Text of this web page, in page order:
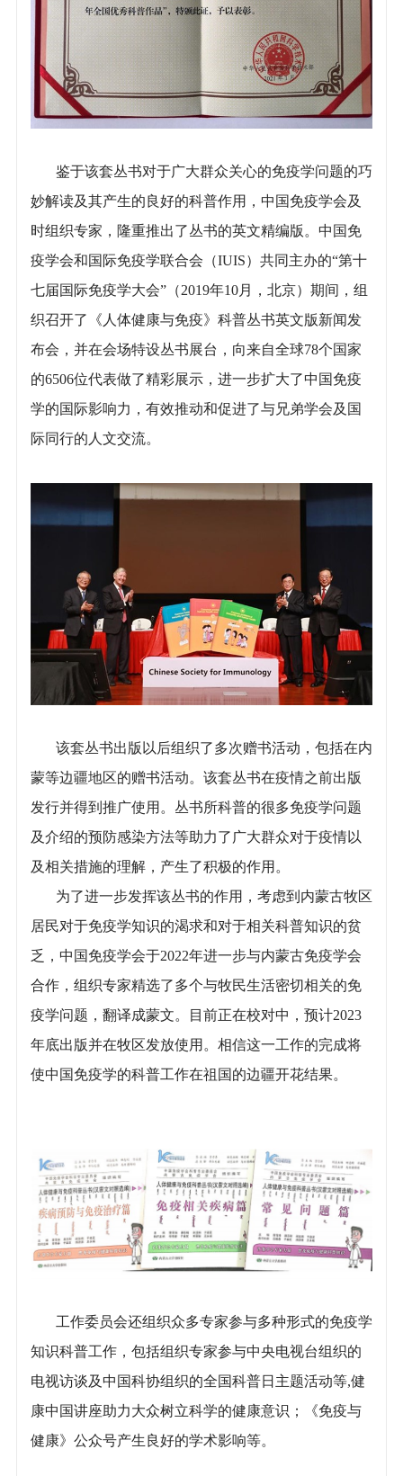
鉴于该套丛书对于广大群众关心的免疫学问题的巧
妙解读及其产生的良好的科普作用，中国免疫学会及
时组织专家，隆重推出了丛书的英文精编版。中国免
疫学会和国际免疫学联合会（IUIS）共同主办的“第十
七届国际免疫学大会”（2019年10月，北京）期间，组
织召开了《人体健康与免疫》科普丛书英文版新闻发
布会，并在会场特设丛书展台，向来自全球78个国家
的6506位代表做了精彩展示，进一步扩大了中国免疫
学的国际影响力，有效推动和促进了与兄弟学会及国
际同行的人文交流。
该套丛书出版以后组织了多次赠书活动，包括在内
蒙等边疆地区的赠书活动。该套丛书在疫情之前出版
发行并得到推广使用。丛书所科普的很多免疫学问题
及介绍的预防感染方法等助力了广大群众对于疫情以
及相关措施的理解，产生了积极的作用。
为了进一步发挥该丛书的作用，考虑到内蒙古牧区
居民对于免疫学知识的渴求和对于相关科普知识的贫
乏，中国免疫学会于2022年进一步与内蒙古免疫学会
合作，组织专家精选了多个与牧民生活密切相关的免
疫学问题，翻译成蒙文。目前正在校对中，预计2023
年底出版并在牧区发放使用。相信这一工作的完成将
使中国免疫学的科普工作在祖国的边疆开花结果。
工作委员会还组织众多专家参与多种形式的免疫学
知识科普工作，包括组织专家参与中央电视台组织的
电视访谈及中国科协组织的全国科普日主题活动等,健
康中国讲座助力大众树立科学的健康意识；《免疫与
健康》公众号产生良好的学术影响等。